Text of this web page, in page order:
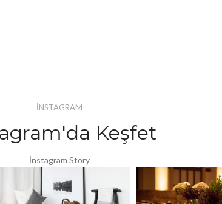
İNSTAGRAM
Keşfet
İnstagram Story